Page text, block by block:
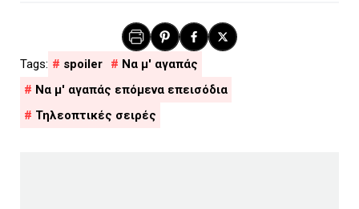
spoiler
Να μ' αγαπάς
Να μ' αγαπάς επόμενα επεισόδια
Τηλεοπτικές σειρές